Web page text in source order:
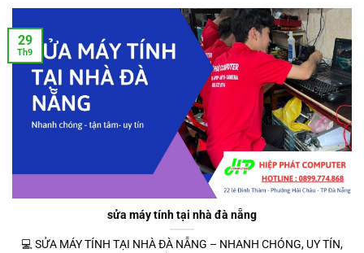
sửa máy tính tại nhà đà nẵng
💻 SỬA MÁY TÍNH TẠI NHÀ ĐÀ NẴNG – NHANH CHÓNG, UY TÍN,
29
Th9